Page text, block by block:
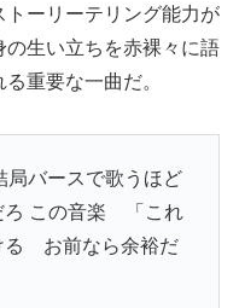
ーリーテリング能力が
生い立ちを赤裸々に語
重要な一曲だ。
バースで歌うほど
ろ この音楽 「これ
る お前なら余裕だ